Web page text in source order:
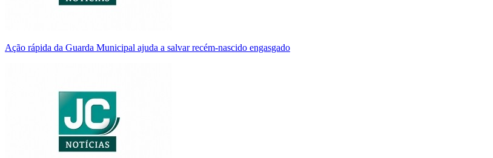
Ação rápida da Guarda Municipal ajuda a salvar recém-nascido engasgado